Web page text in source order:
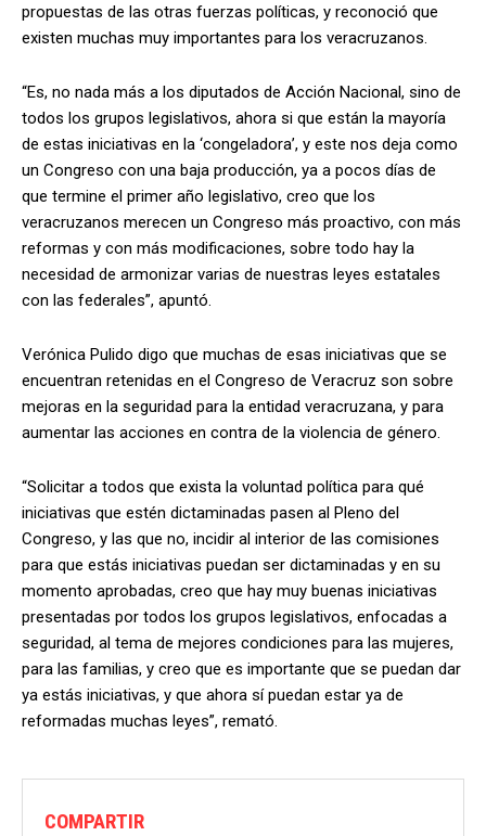
propuestas de las otras fuerzas políticas, y reconoció que
existen muchas muy importantes para los veracruzanos.
“Es, no nada más a los diputados de Acción Nacional, sino de
todos los grupos legislativos, ahora si que están la mayoría
de estas iniciativas en la ‘congeladora’, y este nos deja como
un Congreso con una baja producción, ya a pocos días de
que termine el primer año legislativo, creo que los
veracruzanos merecen un Congreso más proactivo, con más
reformas y con más modificaciones, sobre todo hay la
necesidad de armonizar varias de nuestras leyes estatales
con las federales”, apuntó.
Verónica Pulido digo que muchas de esas iniciativas que se
encuentran retenidas en el Congreso de Veracruz son sobre
mejoras en la seguridad para la entidad veracruzana, y para
aumentar las acciones en contra de la violencia de género.
“Solicitar a todos que exista la voluntad política para qué
iniciativas que estén dictaminadas pasen al Pleno del
Congreso, y las que no, incidir al interior de las comisiones
para que estás iniciativas puedan ser dictaminadas y en su
momento aprobadas, creo que hay muy buenas iniciativas
presentadas por todos los grupos legislativos, enfocadas a
seguridad, al tema de mejores condiciones para las mujeres,
para las familias, y creo que es importante que se puedan dar
ya estás iniciativas, y que ahora sí puedan estar ya de
reformadas muchas leyes”, remató.
COMPARTIR